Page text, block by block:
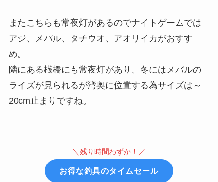
またこちらも常夜灯があるのでナイトゲームでは
アジ、メバル、タチウオ、アオリイカがおすす
め。
隣にある桟橋にも常夜灯があり、冬にはメバルの
ライズが見られるが湾奥に位置する為サイズは～
20cm止まりですね。
＼残り時間わずか！／
お得な釣具のタイムセール